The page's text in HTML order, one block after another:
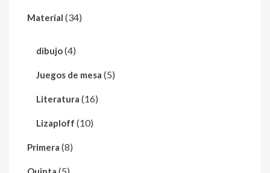
Material (34)
dibujo(4)
Juegos de mesa (5)
Literatura (16)
Lizaploff (10)
Primera (8)